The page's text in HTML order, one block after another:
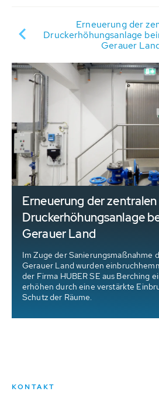
Erneuerung der
Druckerhöhungsanlage
Gerauer
Erneuerung der zentralen
Druckerhöhungsanlage
Gerauer Land
Im Zuge der Sanierungsmaßnahme
Gerauer Land wurden
der Firma HUBER SE aus Berching
erhöhen durch eine verstärkte
Schutz der Räume.
KONTAKT